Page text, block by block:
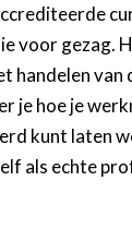
voor gezag.
handelen van
je hoe je
kunt laten
als echte